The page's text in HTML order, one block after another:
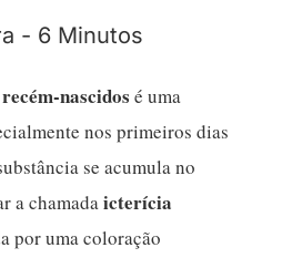
nascidos é uma
nos primeiros dias
se acumula no
a chamadaicterícia
por uma coloração